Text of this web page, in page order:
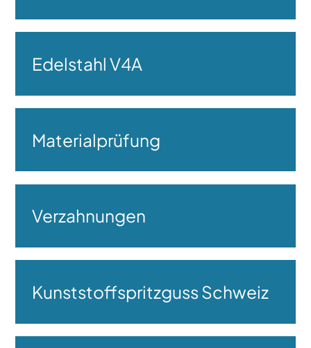
Edelstahl V4A
Materialprüfung
Verzahnungen
Kunststoffspritzguss Schweiz